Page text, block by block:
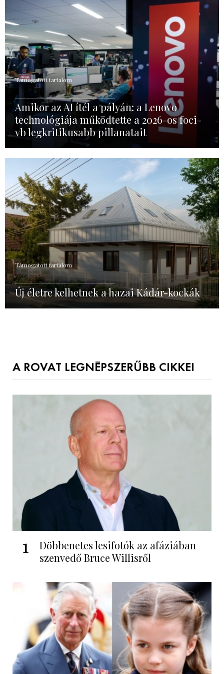
Támogatott tartalom
Amikor az AI ítél a pályán: a Lenovo
technológiája működtette a 2026-os foci-
vb legkritikusabb pillanatait
Támogatott tartalom
Új életre kelhetnek a hazai Kádár-kockák
A ROVAT LEGNÉPSZERŰBB CIKKEI
1
Döbbenetes lesifotók az afáziában
szenvedő Bruce Willisről